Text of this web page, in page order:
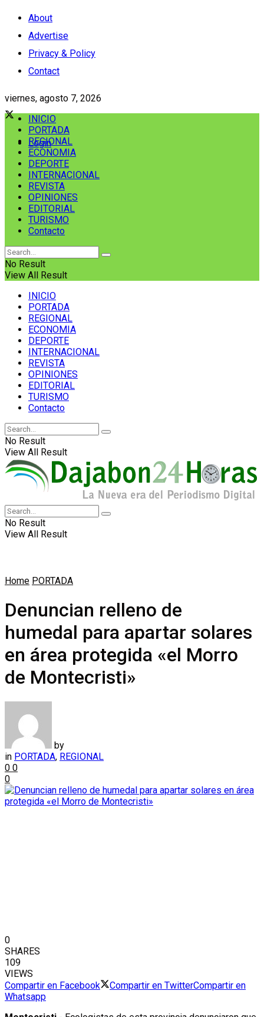
About
Advertise
Privacy & Policy
Contact
viernes, agosto 7, 2026
Login
INICIO
PORTADA
REGIONAL
ECONOMIA
DEPORTE
INTERNACIONAL
REVISTA
OPINIONES
EDITORIAL
TURISMO
Contacto
No Result
View All Result
INICIO
PORTADA
REGIONAL
ECONOMIA
DEPORTE
INTERNACIONAL
REVISTA
OPINIONES
EDITORIAL
TURISMO
Contacto
No Result
View All Result
No Result
View All Result
Home PORTADA
Denuncian relleno de
humedal para apartar solares
en área protegida «el Morro
de Montecristi»
by
in PORTADA, REGIONAL
0 0
0
0
SHARES
109
VIEWS
Compartir en Facebook
Compartir en TwitterCompartir en
Whatsapp